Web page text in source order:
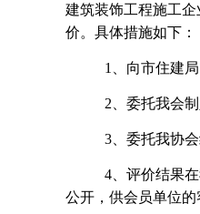
建筑装饰工程施工
价。具体措施如下：
1、向市住建
2、委托我会
3、委托我协
4、评价结果
公开，供会员单位